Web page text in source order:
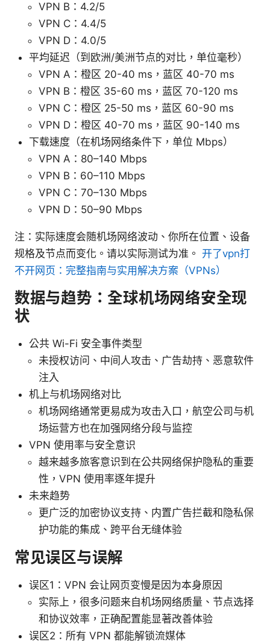
VPN B：4.2/5
VPN C：4.4/5
VPN D：4.0/5
平均延迟（到欧洲/美洲节点的对比，单位毫秒）
VPN A：橙区 20-40 ms，蓝区 40-70 ms
VPN B：橙区 35-60 ms，蓝区 70-120 ms
VPN C：橙区 25-50 ms，蓝区 60-90 ms
VPN D：橙区 40-70 ms，蓝区 90-140 ms
下载速度（在机场网络条件下，单位 Mbps）
VPN A：80–140 Mbps
VPN B：60–110 Mbps
VPN C：70–130 Mbps
VPN D：50–90 Mbps
注：实际速度会随机场网络波动、你所在位置、设备
规格及节点而变化。请以实际测试为准。 开了vpn打
不开网页：完整指南与实用解决方案（VPNs）
数据与趋势：全球机场网络安全现
状
公共 Wi-Fi 安全事件类型
未授权访问、中间人攻击、广告劫持、恶意软件
注入
机上与机场网络对比
机场网络通常更易成为攻击入口，航空公司与机
场运营方也在加强网络分段与监控
VPN 使用率与安全意识
越来越多旅客意识到在公共网络保护隐私的重要
性，VPN 使用率逐年提升
未来趋势
更广泛的加密协议支持、内置广告拦截和隐私保
护功能的集成、跨平台无缝体验
常见误区与误解
误区1：VPN 会让网页变慢是因为本身原因
实际上，很多问题来自机场网络质量、节点选择
和协议效率，正确配置能显著改善体验
误区2：所有 VPN 都能解锁流媒体